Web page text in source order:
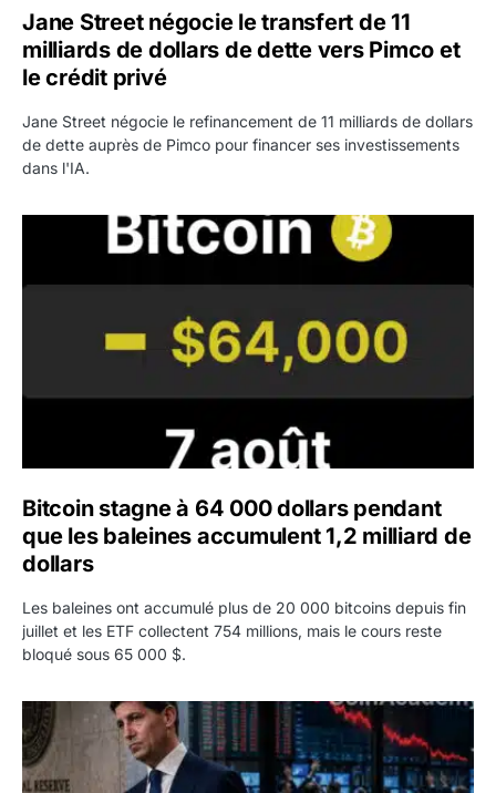
Jane Street négocie le transfert de 11
milliards de dollars de dette vers Pimco et
le crédit privé
Jane Street négocie le refinancement de 11 milliards de dollars
de dette auprès de Pimco pour financer ses investissements
dans l'IA.
Bitcoin stagne à 64 000 dollars pendant que les
Bitcoin stagne à 64 000 dollars pendant
que les baleines accumulent 1,2 milliard de
dollars
Les baleines ont accumulé plus de 20 000 bitcoins depuis fin
juillet et les ETF collectent 754 millions, mais le cours reste
bloqué sous 65 000 $.
Kevin Warsh maintient sa communication minimaliste